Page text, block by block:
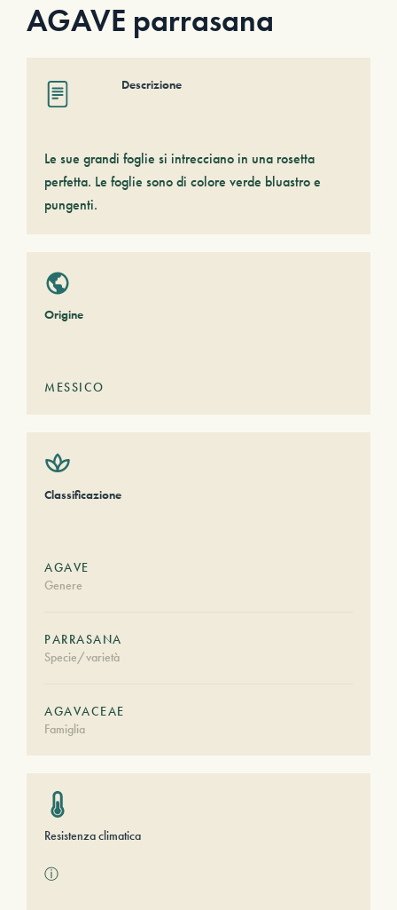
AGAVE parrasana
Descrizione
Le sue grandi foglie si intrecciano in una rosetta
perfetta. Le foglie sono di colore verde bluastro e
pungenti.
Origine
MESSICO
Classificazione
AGAVE
Genere
PARRASANA
Specie/varietà
AGAVACEAE
Famiglia
Resistenza climatica
ⓘ